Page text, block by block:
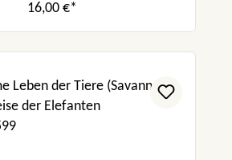
16,00 €*